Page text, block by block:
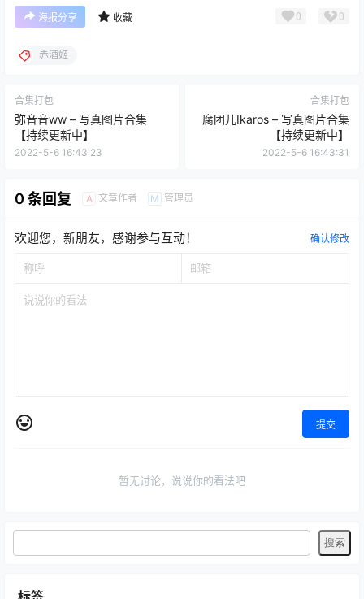
海报分享 收藏 0 0
赤酒姬
合集打包
弥音音ww – 写真图片合集
【持续更新中】
2022-5-6 16:43:23
合集打包
腐团儿Ikaros – 写真图片合集
【持续更新中】
2022-5-6 16:43:31
0 条回复 A 文章作者 M 管理员
欢迎您，新朋友，感谢参与互动！ 确认修改
提交
暂无讨论，说说你的看法吧